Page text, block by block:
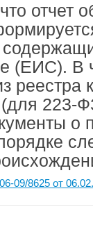
отчет
(ЕИС). В
реестра
223-
о
09/8625 от